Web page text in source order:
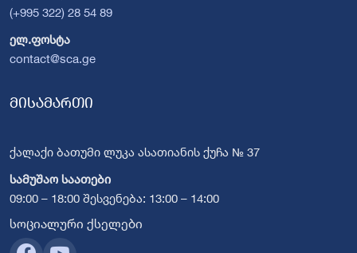
(+995 322) 28 54 89
ელ.ფოსტა
contact@sca.ge
მისამართი
ქალაქი ბათუმი ლუკა ასათიანის ქუჩა № 37
სამუშაო საათები
09:00 – 18:00 შესვენება: 13:00 – 14:00
სოციალური ქსელები